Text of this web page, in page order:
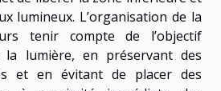
lumineux. L’organisation de la
tenir compte de l’objectif
la lumière, en préservant des
et en évitant de placer des